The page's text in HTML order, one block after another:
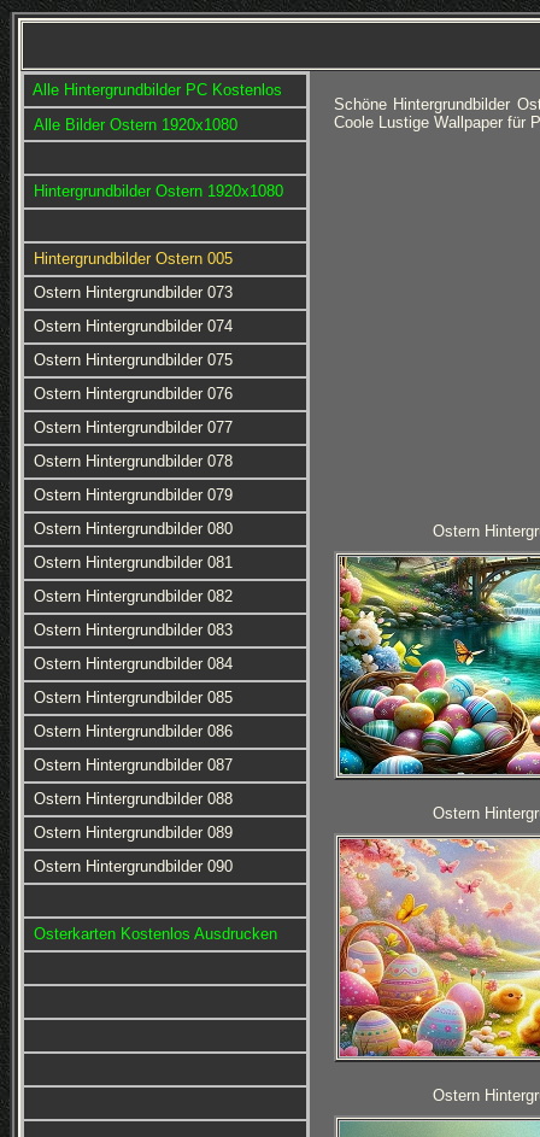
Alle Hintergrundbilder PC Kostenlos
Alle Bilder Ostern 1920x1080
Hintergrundbilder Ostern 1920x1080
Hintergrundbilder Ostern 005
Ostern Hintergrundbilder 073
Ostern Hintergrundbilder 074
Ostern Hintergrundbilder 075
Ostern Hintergrundbilder 076
Ostern Hintergrundbilder 077
Ostern Hintergrundbilder 078
Ostern Hintergrundbilder 079
Ostern Hintergrundbilder 080
Ostern Hintergrundbilder 081
Ostern Hintergrundbilder 082
Ostern Hintergrundbilder 083
Ostern Hintergrundbilder 084
Ostern Hintergrundbilder 085
Ostern Hintergrundbilder 086
Ostern Hintergrundbilder 087
Ostern Hintergrundbilder 088
Ostern Hintergrundbilder 089
Ostern Hintergrundbilder 090
Osterkarten Kostenlos Ausdrucken
Schöne Hintergrundbilder
Coole Lustige Wallpaper für
Ostern
Ostern
Ostern